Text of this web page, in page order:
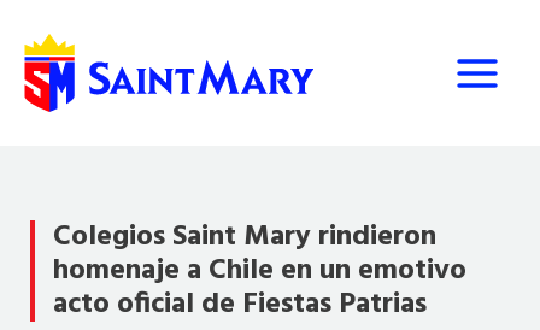
contenido
Colegios Saint Mary rindieron
homenaje a Chile en un emotivo
acto oficial de Fiestas Patrias